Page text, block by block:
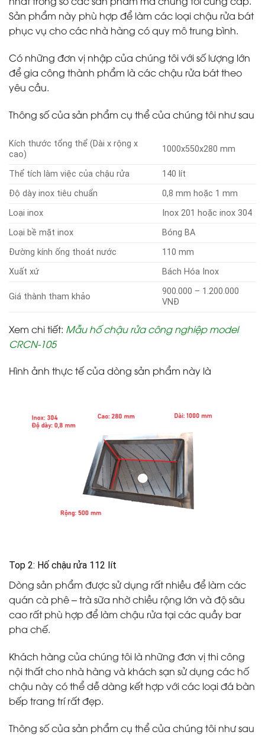
Sản phẩm này phù hợp để làm các loại chậu rửa bát
phục vụ cho các nhà hàng có quy mô trung bình.
Có những đơn vị nhập của chúng tôi với số lượng lớn
để gia công thành phẩm là các chậu rửa bát theo
yêu cầu.
Thông số của sản phẩm cụ thể của chúng tôi như sau
Kích thước tổng thể (Dài x rộng x
cao)
1000x550x280 mm
Thể tích làm việc của chậu rửa
140 lít
Độ dày inox tiêu chuẩn
0,8 mm hoặc 1 mm
Loại inox
Inox 201 hoặc inox 304
Loại bề mặt inox
Bóng BA
Đường kính ống thoát nước
110 mm
Xuất xứ
Bách Hóa Inox
Giá thành tham khảo
900.000 – 1.200.000
VNĐ
Xem chi tiết: Mẫu hố chậu rửa công nghiệp model
CRCN-105
Hình ảnh thực tế của dòng sản phẩm này là
Top 2: Hố chậu rửa 112 lít
Dòng sản phẩm được sử dụng rất nhiều để làm các
quán cà phê – trà sữa nhờ chiều rộng lớn và độ sâu
cao rất phù hợp để làm chậu rửa tại các quầy bar
pha chế.
Khách hàng của chúng tôi là những đơn vị thi công
nội thất cho nhà hàng và khách sạn sử dụng các hố
chậu này có thể dễ dàng kết hợp với các loại đá bàn
bếp trang trí rất đẹp.
Thông số của sản phẩm cụ thể của chúng tôi như sau